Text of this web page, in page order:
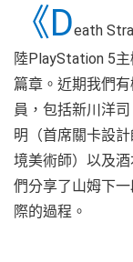
《Death
陸PlayStation 5
篇章。近期我們
員，包括新川洋
明（首席關卡設
境美術師）以及
們分享了山姆下
際的過程。